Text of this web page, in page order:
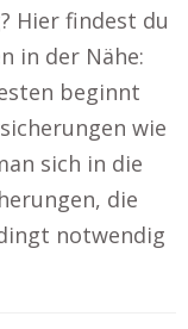
Hier findest du
in der Nähe:
beginnt
wie
sich in die
die
notwendig